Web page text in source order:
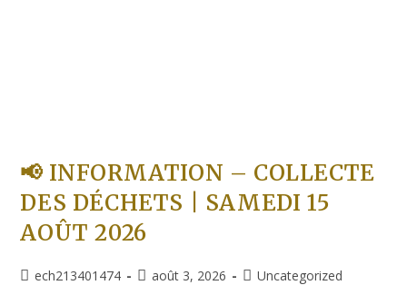
📢 INFORMATION – COLLECTE
DES DÉCHETS | SAMEDI 15
AOÛT 2026
ech213401474 août 3, 2026 Uncategorized